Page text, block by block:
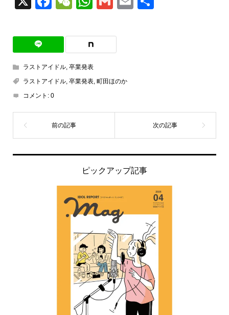
ラストアイドル, 卒業発表
ラストアイドル, 卒業発表, 町田ほのか
コメント: 0
ピックアップ記事